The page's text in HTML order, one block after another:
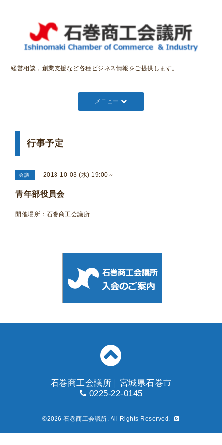
経営相談，創業支援など各種ビジネス情報をご提供します。
メニュー
行事予定
会議 2018-10-03 (水) 19:00～
青年部役員会
開催場所：石巻商工会議所
石巻商工会議所｜宮城県石巻市
0225-22-0145
©2026石巻商工会議所. All Rights Reserved.